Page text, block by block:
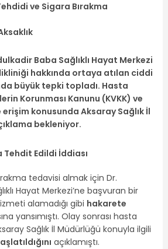
ve Sigara Bırakma
Baba Sağlıklı Hayat Merkezi
hakkında ortaya atılan ciddi
büyük tepki topladı. Hasta
Korunması Kanunu (KVKK) ve
konusunda Aksaray Sağlık İl
bekleniyor.
Tehdit Edildi İddiası
tedavisi almak için Dr.
Hayat Merkezi’ne başvuran bir
alamadığı gibi hakarete
yansımıştı. Olay sonrası hasta
Sağlık İl Müdürlüğü konuyla ilgili
açıklamıştı.